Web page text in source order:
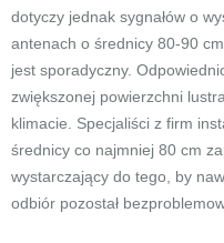
dotyczy jednak sygnałów o
antenach o średnicy 80-90
jest sporadyczny.
zwiększonej powierzchni
klimacie. Specjaliści z firm
średnicy co najmniej 80 cm
wystarczający do tego, by
odbiór pozostał